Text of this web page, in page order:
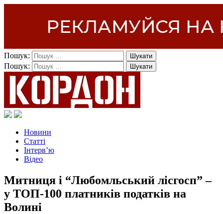
Пошук:
Пошук:
Новини
Статті
Інтерв’ю
Відео
Митниця і “Любомльський лісгосп” –
у ТОП-100 платників податків на
Волині